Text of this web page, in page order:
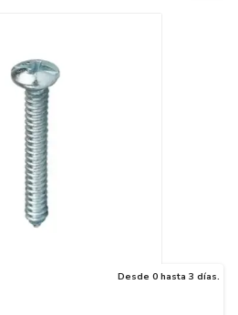
Desde 0 hasta 3 días.